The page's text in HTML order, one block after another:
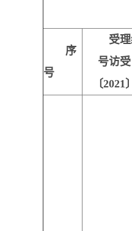
序
号
受
号访受
〔2021〕